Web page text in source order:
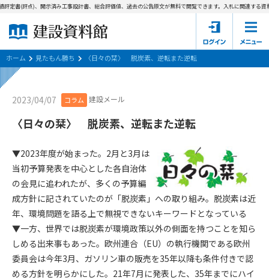
建設資料館とは
会員登録について
サポーター会員一覧
会社概要
個人情報保護方針
会員規約
書(評点)、開示済み工事設計書、総合評価値、過去の公告原文が無料で閲覧できます。入札に関連する資
ホーム 見たもん勝ち 〈日々の栞〉 脱炭素、逆転また逆転
2023/04/07 コラム 建設メール
〈日々の栞〉 脱炭素、逆転また逆転
▼2023年度が始まった。2月と3月は
当初予算発表を中心とした各自治体
の会見に追われたが、多くの予算編
成方針に記されていたのが「脱炭素」への取り組み。脱炭素は近
年、環境問題を語る上で無視できないキーワードとなっている
▼一方、世界では脱炭素が環境政策以外の側面を持つことを知ら
しめる出来事もあった。欧州連合（EU）の執行機関である欧州
委員会は今年3月、ガソリン車の販売を35年以降も条件付きで認
める方針を明らかにした。21年7月に発表した、35年までにハイ
パスワードの再発行
1. 本規約は、建設資料館が提供するサポーター会あ本員、無料
会員サービスの利用条件等について定めるものです。
2. 管理者が建設資料館WEB上で随時掲載するルールは本規約の
一部を構成するものとします。
第2条（規約の変更）
本規約は、会員の了承を得ることなく、随時変更されることが
あります。変更内容は、建設資料館WEB上に表示した時点で直
ちに全ての会員が了承したものとみなします。